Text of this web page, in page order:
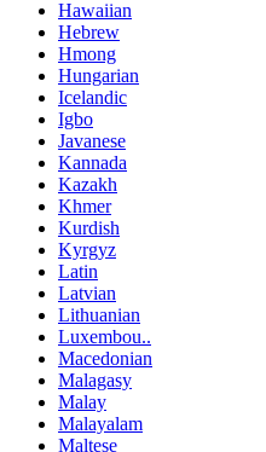
Hawaiian
Hebrew
Hmong
Hungarian
Icelandic
Igbo
Javanese
Kannada
Kazakh
Khmer
Kurdish
Kyrgyz
Latin
Latvian
Lithuanian
Luxembou..
Macedonian
Malagasy
Malay
Malayalam
Maltese